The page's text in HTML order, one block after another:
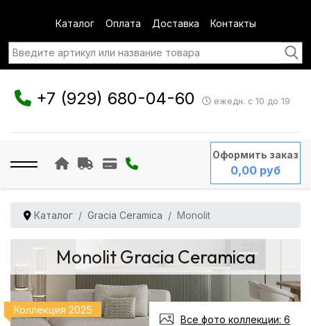
Каталог Оплата Доставка Контакты
+7 (929) 680-04-60 ежедн. с 10 до 19
Оформить заказ
0,00 руб
Каталог Gracia Ceramica Monolit
Коллекция 2025
Monolit Gracia Ceramica
Все фото коллекции: 6